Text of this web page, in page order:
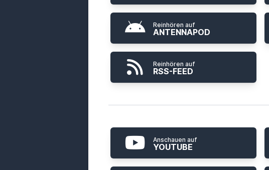
Reinhören auf
ANTENNAPOD
Reinhören auf
RSS-FEED
Anschauen auf
YOUTUBE